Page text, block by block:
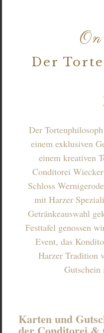
Der
Der
einem exklusiven
einem kreativen
Conditorei
Schloss
mit Harzer
Getränkeauswahl
Festtafel genossen
Event, das
Harzer Tradition
Gutschein
Karten und